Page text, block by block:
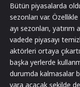
Bütün piyasalarda
sezonları var.
ayı sezonları,
vadede piyasayı
aktörleri ortaya
başka yerlerde
durumda kalmasalar
yara açacak şekilde